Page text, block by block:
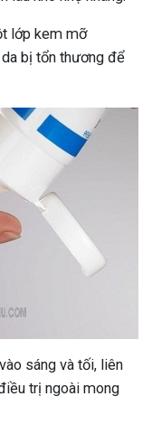
lớp kem mỡ
bị tổn thương để
sáng và tối, liên
trị ngoài mong